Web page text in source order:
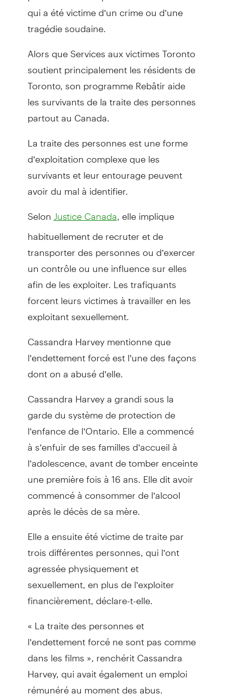
qui a été victime d’un crime ou d’une
tragédie soudaine.
Alors que Services aux victimes Toronto
soutient principalement les résidents de
Toronto, son programme Rebâtir aide
les survivants de la traite des personnes
partout au Canada.
La traite des personnes est une forme
d’exploitation complexe que les
survivants et leur entourage peuvent
avoir du mal à identifier.
Selon Justice Canada , elle implique
habituellement de recruter et de
transporter des personnes ou d’exercer
un contrôle ou une influence sur elles
afin de les exploiter. Les trafiquants
forcent leurs victimes à travailler en les
exploitant sexuellement.
Cassandra Harvey mentionne que
l’endettement forcé est l’une des façons
dont on a abusé d’elle.
Cassandra Harvey a grandi sous la
garde du système de protection de
l’enfance de l’Ontario. Elle a commencé
à s’enfuir de ses familles d’accueil à
l’adolescence, avant de tomber enceinte
une première fois à 16 ans. Elle dit avoir
commencé à consommer de l’alcool
après le décès de sa mère.
Elle a ensuite été victime de traite par
trois différentes personnes, qui l’ont
agressée physiquement et
sexuellement, en plus de l’exploiter
financièrement, déclare-t-elle.
« La traite des personnes et
l’endettement forcé ne sont pas comme
dans les films », renchérit Cassandra
Harvey, qui avait également un emploi
rémunéré au moment des abus.